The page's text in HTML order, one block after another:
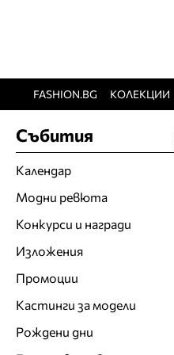
FASHION.BG КОЛЕКЦИИ
Събития
Календар
Модни ревюта
Конкурси и награди
Изложения
Промоции
Кастинги за модели
Рождени дни